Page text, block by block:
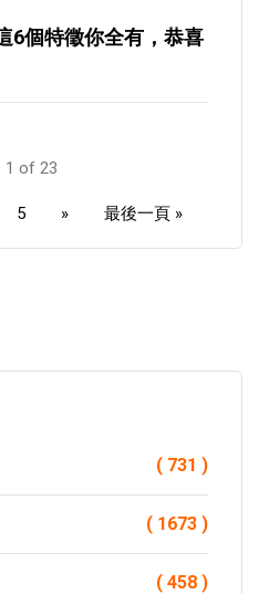
6個特徵你全有，恭喜
1 of 23
5 » 最後一頁 »
( 731 )
( 1673 )
( 458 )